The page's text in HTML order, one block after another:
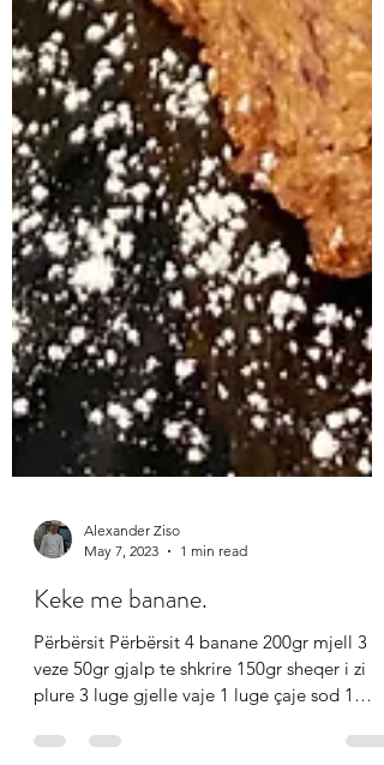
Alexander Ziso
Keke me banane.
veze 50gr gjalp te shkrire 150gr sheqer i zi